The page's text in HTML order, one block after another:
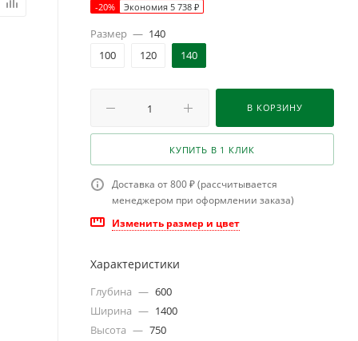
-20% Экономия 5 738 ₽
Размер — 140
100
120 140
В КОРЗИНУ
КУПИТЬ В 1 КЛИК
Доставка от 800 ₽ (рассчитывается
менеджером при оформлении заказа)
Изменить размер и цвет
Характеристики
Глубина — 600
Ширина — 1400
Высота — 750